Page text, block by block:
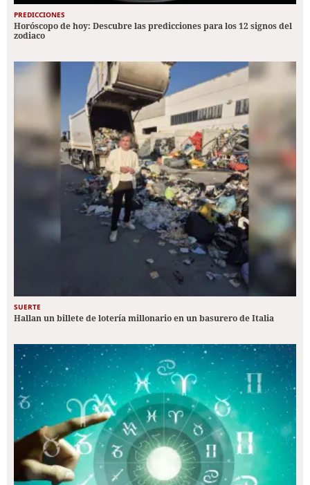
PREDICCIONES
Horóscopo de hoy: Descubre las predicciones para los 12 signos del
zodiaco
SUERTE
Hallan un billete de lotería millonario en un basurero de Italia